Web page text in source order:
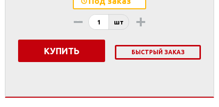
- шт +
КУПИТЬ БЫСТРЫЙ ЗАКАЗ